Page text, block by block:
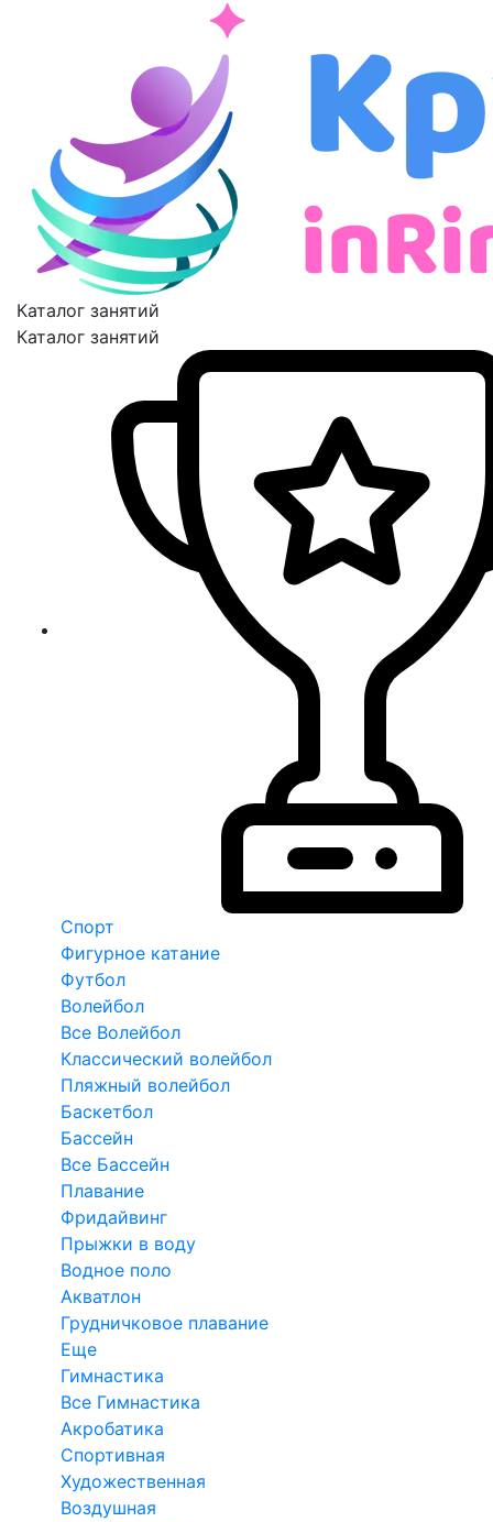
Каталог занятий
Каталог занятий
Спорт
Фигурное катание
Футбол
Волейбол
Все Волейбол
Классический волейбол
Пляжный волейбол
Баскетбол
Бассейн
Все Бассейн
Плавание
Фридайвинг
Прыжки в воду
Водное поло
Акватлон
Грудничковое плавание
Еще
Гимнастика
Все Гимнастика
Акробатика
Спортивная
Художественная
Воздушная